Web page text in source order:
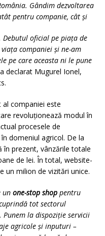
Gândim dezvoltarea
pentru companie, cât și
oficial pe piața de
companiei și ne-am
pe care aceasta ni le pune
a declarat Mugurel Ionel,
companiei este
revoluționează modul în
procesele de
domeniul agricol. De la
în prezent, vânzările totale
de lei. În total, website-
un milion de vizitări unice.
un one-stop shop pentru
tot sectorul
la dispoziţie servicii
agricole şi inputuri –